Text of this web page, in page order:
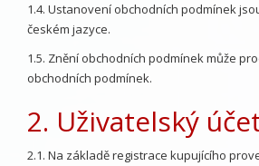
1.4. Ustanovení obchodních podmínek
českém jazyce.
1.5. Znění obchodních podmínek může
obchodních podmínek.
2. Uživatelský
2.1. Na základě registrace kupujícího